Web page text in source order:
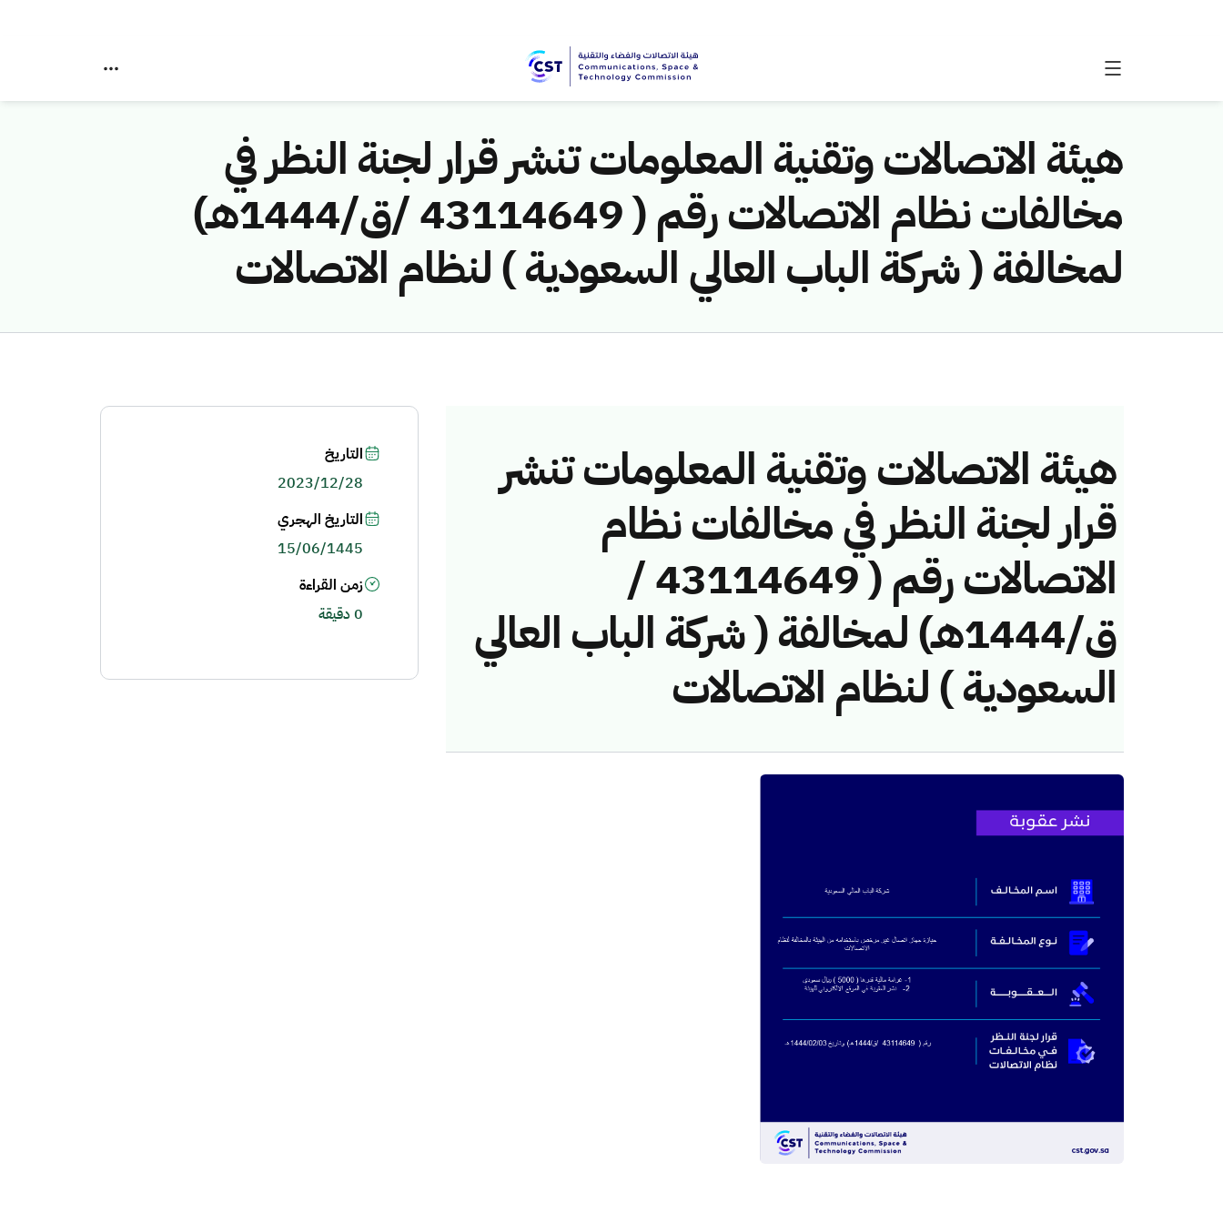
هيئة الاتصالات وتقنية المعلومات تنشر قرار لجنة النظر في
مخالفات نظام الاتصالات رقم ( 43114649 /ق/1444هـ)
لمخالفة ( شركة الباب العالي السعودية ) لنظام الاتصالات
هيئة الاتصالات وتقنية المعلومات تنشر
قرار لجنة النظر في مخالفات نظام
الاتصالات رقم ( 43114649 /
ق/1444هـ) لمخالفة ( شركة الباب العالي
السعودية ) لنظام الاتصالات
التاريخ
2023/12/28
التاريخ الهجري
15/06/1445
زمن القراءة
0 دقيقة